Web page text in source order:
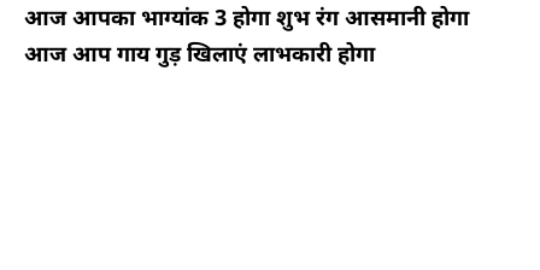
आज आपका भाग्यांक 3 होगा शुभ रंग आसमानी होगा
आज आप गाय गुड़ खिलाएं लाभकारी होगा